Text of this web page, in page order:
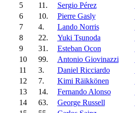
5
11. Sergio Pérez
6
10. Pierre Gasly
7
4. Lando Norris
8
22. Yuki Tsunoda
9
31. Esteban Ocon
10
99. Antonio Giovinazzi
11
3. Daniel Ricciardo
12
7. Kimi Räikkönen
13
14. Fernando Alonso
14
63. George Russell